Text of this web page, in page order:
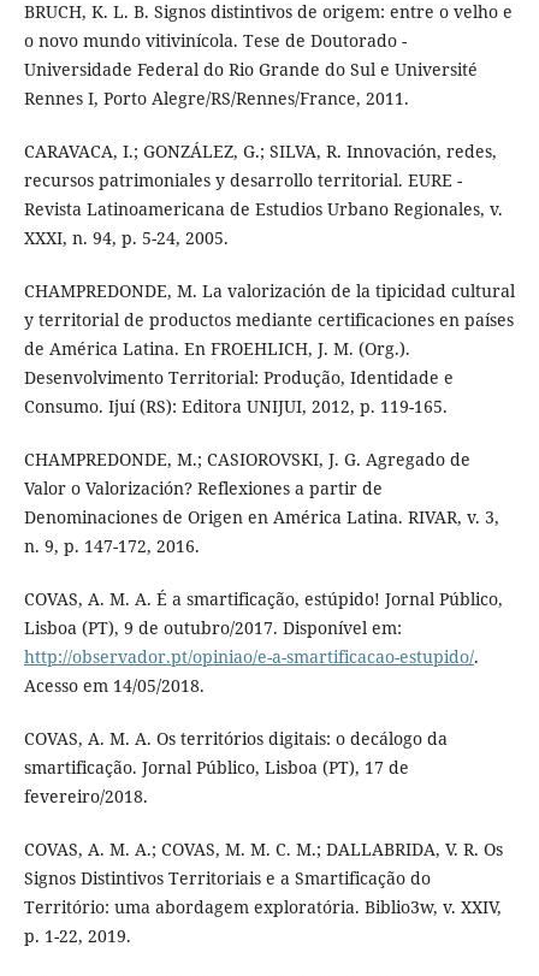
BRUCH, K. L. B. Signos distintivos de origem: entre o velho e
o novo mundo vitivinícola. Tese de Doutorado -
Universidade Federal do Rio Grande do Sul e Université
Rennes I, Porto Alegre/RS/Rennes/France, 2011.
CARAVACA, I.; GONZÁLEZ, G.; SILVA, R. Innovación, redes,
recursos patrimoniales y desarrollo territorial. EURE -
Revista Latinoamericana de Estudios Urbano Regionales, v.
XXXI, n. 94, p. 5-24, 2005.
CHAMPREDONDE, M. La valorización de la tipicidad cultural
y territorial de productos mediante certificaciones en países
de América Latina. En FROEHLICH, J. M. (Org.).
Desenvolvimento Territorial: Produção, Identidade e
Consumo. Ijuí (RS): Editora UNIJUI, 2012, p. 119-165.
CHAMPREDONDE, M.; CASIOROVSKI, J. G. Agregado de
Valor o Valorización? Reflexiones a partir de
Denominaciones de Origen en América Latina. RIVAR, v. 3,
n. 9, p. 147-172, 2016.
COVAS, A. M. A. É a smartificação, estúpido! Jornal Público,
Lisboa (PT), 9 de outubro/2017. Disponível em:
http://observador.pt/opiniao/e-a-smartificacao-estupido/.
Acesso em 14/05/2018.
COVAS, A. M. A. Os territórios digitais: o decálogo da
smartificação. Jornal Público, Lisboa (PT), 17 de
fevereiro/2018.
COVAS, A. M. A.; COVAS, M. M. C. M.; DALLABRIDA, V. R. Os
Signos Distintivos Territoriais e a Smartificação do
Território: uma abordagem exploratória. Biblio3w, v. XXIV,
p. 1-22, 2019.